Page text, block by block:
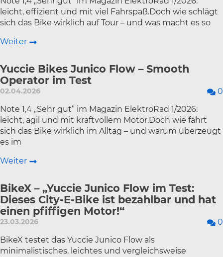
leicht, effizient und mit viel Fahrspaß.Doch wie schlägt
sich das Bike wirklich auf Tour – und was macht es so
Weiter
Yuccie Bikes Junico Flow – Smooth
Operator im Test
02.04.2026 0
Note 1,4 „Sehr gut“ im Magazin ElektroRad 1/2026:
leicht, agil und mit kraftvollem Motor.Doch wie fährt
sich das Bike wirklich im Alltag – und warum überzeugt
es im
Weiter
BikeX – „Yuccie Junico Flow im Test:
Dieses City-E-Bike ist bezahlbar und hat
einen pfiffigen Motor!“
23.03.2026 0
BikeX testet das Yuccie Junico Flow als
minimalistisches, leichtes und vergleichsweise